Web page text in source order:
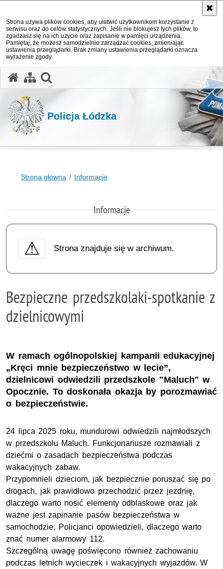
Strona używa plików cookies, aby ułatwić użytkownikom korzystanie z
serwisu oraz do celów statystycznych. Jeśli nie blokujesz tych plików, to
zgadzasz się na ich użycie oraz zapisanie w pamięci urządzenia.
Pamiętaj, że możesz samodzielnie zarządzać cookies, zmieniając
ustawienia przeglądarki. Brak zmiany ustawienia przeglądarki oznacza
wyrażenie zgody.
Policja Łódzka
Strona główna Informacje
Informacje
Strona znajduje się w archiwum.
Bezpieczne przedszkolaki-spotkanie z
dzielnicowymi
W ramach ogólnopolskiej kampanii edukacyjnej
„Kręci mnie bezpieczeństwo w lecie”,
dzielnicowi odwiedzili przedszkole "Maluch" w
Opocznie. To doskonała okazja by porozmawiać
o bezpieczeństwie.
24 lipca 2025 roku, mundurowi odwiedzili najmłodszych
w przedszkolu Maluch. Funkcjonariusze rozmawiali z
dziećmi o zasadach bezpieczeństwa podczas
wakacyjnych zabaw.
Przypomnieli dzieciom, jak bezpiecznie poruszać się po
drogach, jak prawidłowo przechodzić przez jezdnię,
dlaczego warto nosić elementy odblaskowe oraz jak
ważne jest zapinanie pasów bezpieczeństwa w
samochodzie. Policjanci opowiedzieli, dlaczego warto
znać numer alarmowy 112.
Szczególną uwagę poświęcono również zachowaniu
podczas letnich wycieczek i wakacyjnych wyjazdów. W